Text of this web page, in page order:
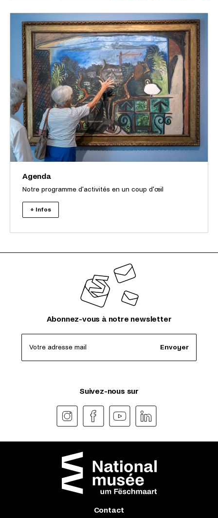
Agenda
Notre programme d'activités en un coup d'œil
+ Infos
Abonnez-vous à notre newsletter
Votre adresse mail Envoyer
Suivez-nous sur
Contact